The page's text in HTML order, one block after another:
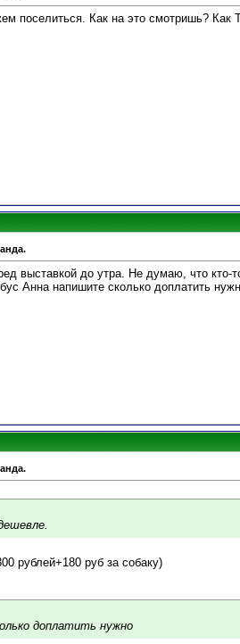
поселиться. Как на это смотришь? Как
выставкой до утра. Не думаю, что кто-
Анна напишите сколько доплатить
рублей+180 руб за собаку)
доплатить нужно